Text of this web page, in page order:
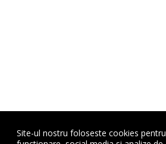
Site-ul nostru foloseste cookies pentru